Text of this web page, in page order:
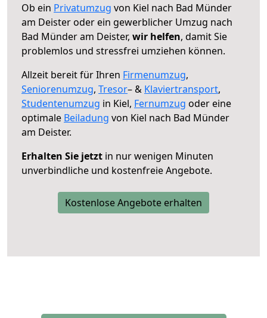
Ob ein Privatumzug von Kiel nach Bad Münder
am Deister oder ein gewerblicher Umzug nach
Bad Münder am Deister, wir helfen, damit Sie
problemlos und stressfrei umziehen können.
Allzeit bereit für Ihren Firmenumzug,
Seniorenumzug, Tresor– & Klaviertransport,
Studentenumzug in Kiel, Fernumzug oder eine
optimale Beiladung von Kiel nach Bad Münder
am Deister.
Erhalten Sie jetzt in nur wenigen Minuten
unverbindliche und kostenfreie Angebote.
Kostenlose Angebote erhalten